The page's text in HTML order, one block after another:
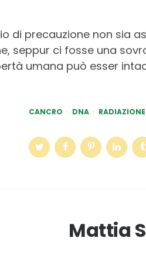
di precauzione non sia
seppur ci fosse una
umana può esser
CANCRO DNA
Mattia